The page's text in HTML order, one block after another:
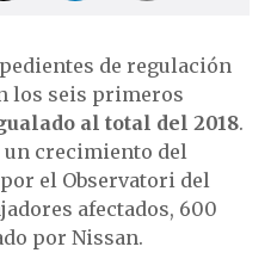
de regulación
los seis primeros
al total del 2018.
un crecimiento del
el Observatori del
afectados, 600
por Nissan.